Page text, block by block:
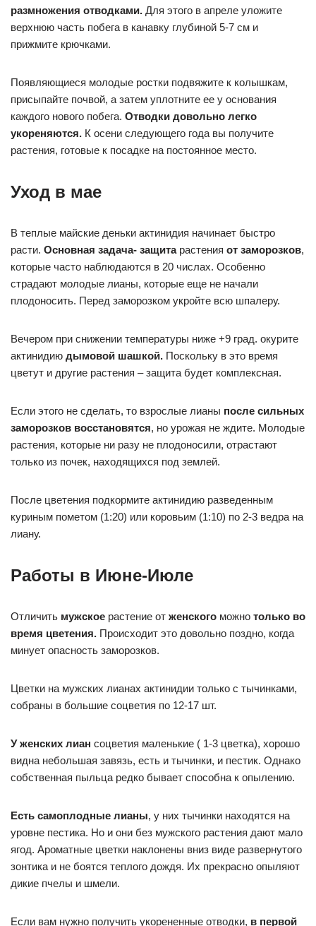
размножения отводками. Для этого в апреле уложите
верхнюю часть побега в канавку глубиной 5-7 см и
прижмите крючками.
Появляющиеся молодые ростки подвяжите к колышкам,
присыпайте почвой, а затем уплотните ее у основания
каждого нового побега. Отводки довольно легко
укореняются. К осени следующего года вы получите
растения, готовые к посадке на постоянное место.
Уход в мае
В теплые майские деньки актинидия начинает быстро
расти. Основная задача- защитарастения от заморозков,
которые часто наблюдаются в 20 числах. Особенно
страдают молодые лианы, которые еще не начали
плодоносить. Перед заморозком укройте всю шпалеру.
Вечером при снижении температуры ниже +9 град. окурите
актинидию дымовой шашкой. Поскольку в это время
цветут и другие растения – защита будет комплексная.
Если этого не сделать, то взрослые лианы после сильных
заморозков восстановятся, но урожая не ждите. Молодые
растения, которые ни разу не плодоносили, отрастают
только из почек, находящихся под землей.
После цветения подкормите актинидию разведенным
куриным пометом (1:20) или коровьим (1:10) по 2-3 ведра на
лиану.
Работы в Июне-Июле
Отличить мужское растение от женского можно только во
время цветения. Происходит это довольно поздно, когда
минует опасность заморозков.
Цветки на мужских лианах актинидии только с тычинками,
собраны в большие соцветия по 12-17 шт.
У женских лиан соцветия маленькие ( 1-3 цветка), хорошо
видна небольшая завязь, есть и тычинки, и пестик. Однако
собственная пыльца редко бывает способна к опылению.
Есть самоплодные лианы, у них тычинки находятся на
уровне пестика. Но и они без мужского растения дают мало
ягод. Ароматные цветки наклонены вниз виде развернутого
зонтика и не боятся теплого дождя. Их прекрасно опыляют
дикие пчелы и шмели.
Если вам нужно получить укорененные отводки, в первой